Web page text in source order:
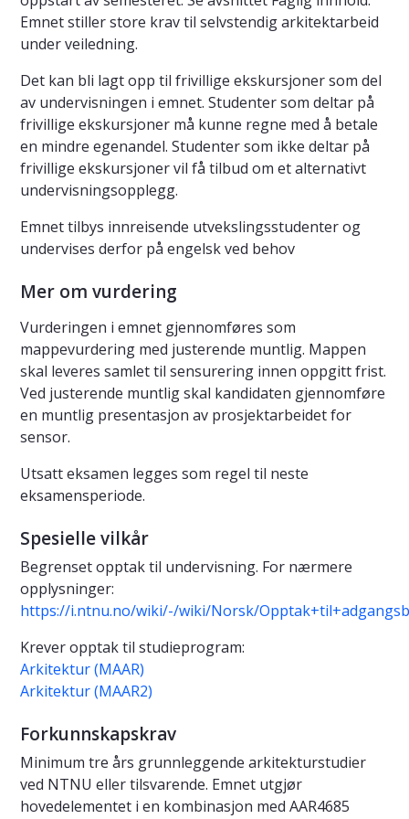
Emnet stiller store krav til selvstendig arkitektarbeid
under veiledning.
Det kan bli lagt opp til frivillige ekskursjoner som del
av undervisningen i emnet. Studenter som deltar på
frivillige ekskursjoner må kunne regne med å betale
en mindre egenandel. Studenter som ikke deltar på
frivillige ekskursjoner vil få tilbud om et alternativt
undervisningsopplegg.
Emnet tilbys innreisende utvekslingsstudenter og
undervises derfor på engelsk ved behov
Mer om vurdering
Vurderingen i emnet gjennomføres som
mappevurdering med justerende muntlig. Mappen
skal leveres samlet til sensurering innen oppgitt frist.
Ved justerende muntlig skal kandidaten gjennomføre
en muntlig presentasjon av prosjektarbeidet for
sensor.
Utsatt eksamen legges som regel til neste
eksamensperiode.
Spesielle vilkår
Begrenset opptak til undervisning. For nærmere
opplysninger:
https://i.ntnu.no/wiki/-/wiki/Norsk/
Krever opptak til studieprogram:
Arkitektur (MAAR)
Arkitektur (MAAR2)
Forkunnskapskrav
Minimum tre års grunnleggende arkitekturstudier
ved NTNU eller tilsvarende. Emnet utgjør
hovedelementet i en kombinasjon med AAR4685